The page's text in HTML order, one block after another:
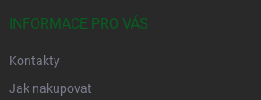
INFORMACE PRO VÁS
Kontakty
Jak nakupovat